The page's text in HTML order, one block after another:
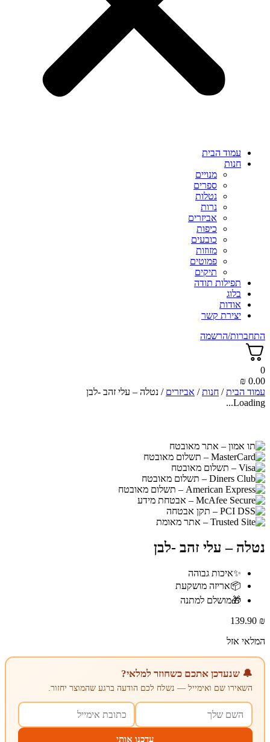
עמוד הבית
חנות
מנויים
ספרים
נטלות
נרות
אביזרים
כיפות
כובעים
מזוזות
פמוטים
תיקים
תפילות תודה
בלוג
אודות
יצירת קשר
התחברות/הרשמה
0
0.00
₪
עמוד הבית/ חנות/ אביזרים / נטלה – עלי זהב -לבן
Loading...
נטלה – עלי זהב -לבן
✨איכות גבוהה
📦אריזה מושקעת
🎁מושלם למתנה
139.90 ₪
המלאי אזל
🔔 שנעדכן אתכם כשחוזר למלאי?
השאירו שם ואימייל — נשלח לכם הודעה ברגע שהמוצר יחזור.
עדכנו אותי